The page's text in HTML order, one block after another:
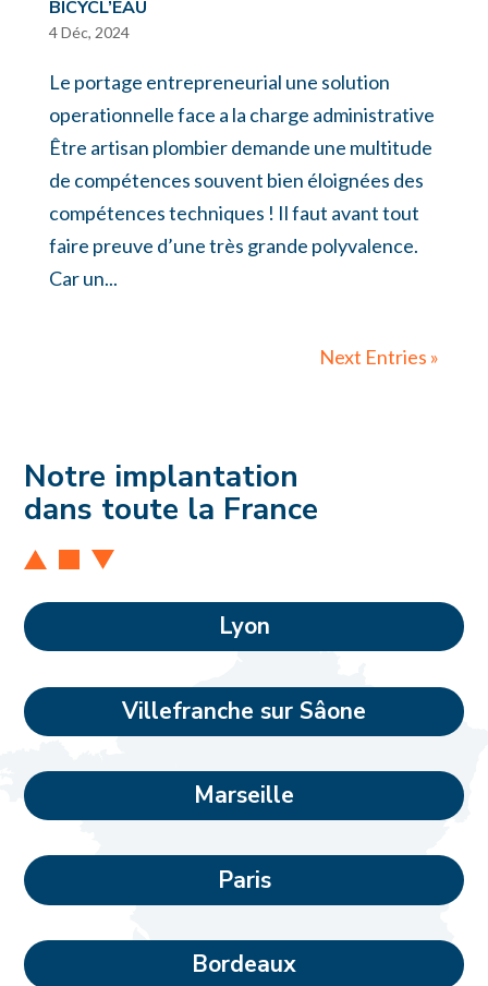
BICYCL’EAU
4 Déc, 2024
Le portage entrepreneurial une solution
operationnelle face a la charge administrative
Être artisan plombier demande une multitude
de compétences souvent bien éloignées des
compétences techniques ! Il faut avant tout
faire preuve d’une très grande polyvalence.
Car un...
Next Entries »
Notre implantation
dans toute la France
Lyon
Villefranche sur Sâone
Marseille
Paris
Bordeaux